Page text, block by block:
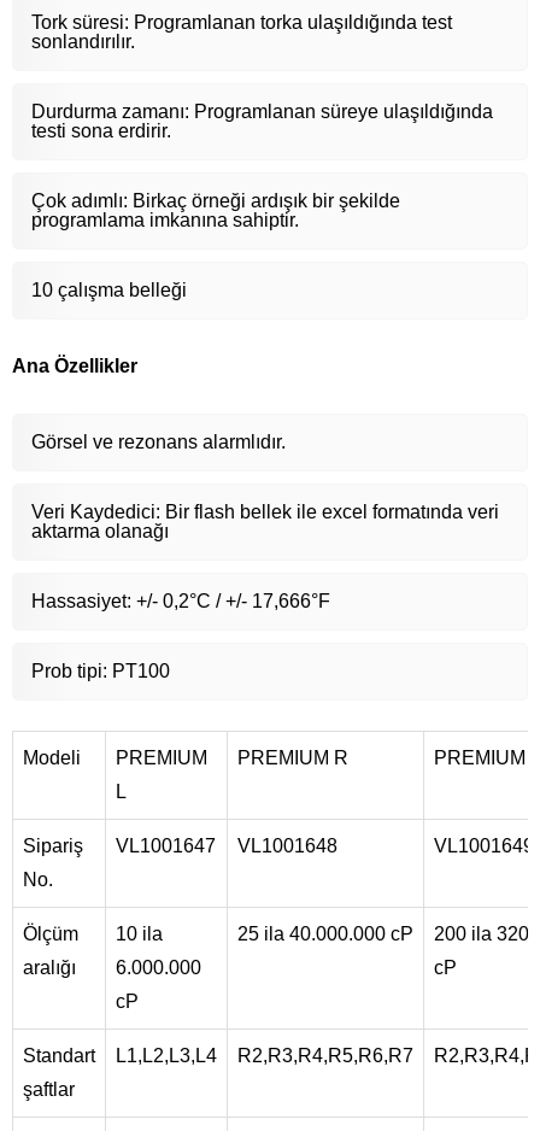
Tork süresi: Programlanan torka ulaşıldığında test
sonlandırılır.
Durdurma zamanı: Programlanan süreye ulaşıldığında
testi sona erdirir.
Çok adımlı: Birkaç örneği ardışık bir şekilde
programlama imkanına sahiptir.
10 çalışma belleği
Ana Özellikler
Görsel ve rezonans alarmlıdır.
Veri Kaydedici: Bir flash bellek ile excel formatında veri
aktarma olanağı
Hassasiyet: +/- 0,2°C / +/- 17,666°F
Prob tipi: PT100
Modeli
PREMIUM
L
PREMIUM R PREMIUM
Sipariş
No.
VL1001647 VL1001648 VL1001649
Ölçüm
aralığı
10 ila
6.000.000
cP
25 ila 40.000.000 cP
200 ila
cP
Standart
şaftlar
L1,L2,L3,L4 R2,R3,R4,R5,R6,R7